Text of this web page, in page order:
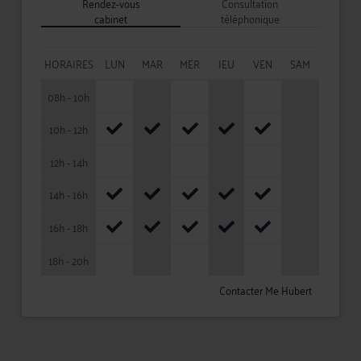
cabinet téléphonique
HORAIRES LUN MAR MER JEU VEN
SAM
08h - 10h
10h - 12h
12h - 14h
14h - 16h
16h - 18h
18h - 20h
Contacter Me Hubert